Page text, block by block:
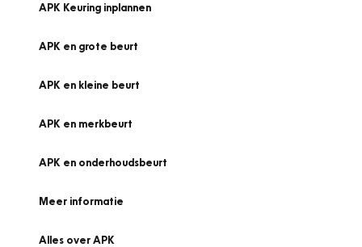
APK Keuring inplannen
APK en grote beurt
APK en kleine beurt
APK en merkbeurt
APK en onderhoudsbeurt
Meer informatie
Alles over APK